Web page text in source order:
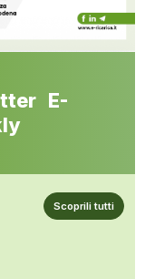
E-
Scoprili tutti